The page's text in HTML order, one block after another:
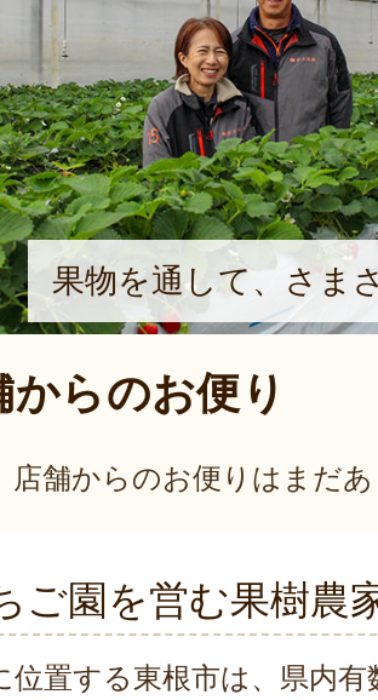
果物を通して、さま
からのお便り
店舗からのお便りはまだ
ご園を営む果樹農
位置する東根市は、県内